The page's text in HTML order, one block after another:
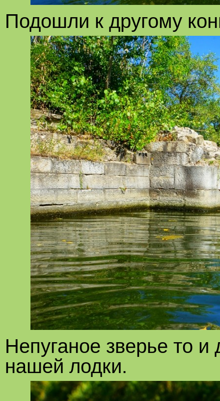
Подошли к другому
Непуганое зверье то и
нашей лодки.